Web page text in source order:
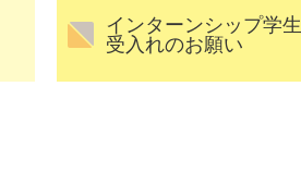
インターンシップ学生
受入れのお願い